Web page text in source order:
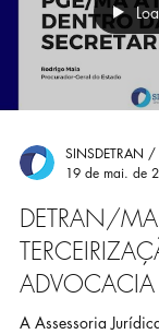
SINSDETRAN
19 de mai. de
DETRAN/
ADVOCACIA
A Assessoria Jurídica do Detran/MA é um órgão